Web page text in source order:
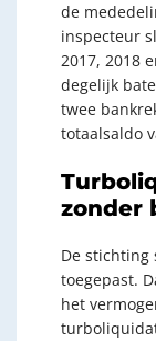
de
inspecteur
2017, 2018
degelijk
twee
totaalsaldo
zonder
De
toegepast.
het